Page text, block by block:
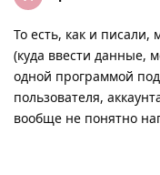
То есть, как и
(куда ввести данные,
одной программой
пользователя,
вообще не понятно